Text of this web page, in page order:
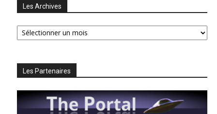
Les Archives
Les
Archives
Les Partenaires